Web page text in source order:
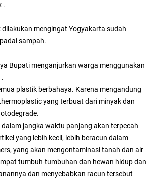
.
dilakukan mengingat Yogyakarta sudah
sampah.
Bupati menganjurkan warga menggunakan
plastik berbahaya. Karena mengandung
yang terbuat dari minyak dan
jangka waktu panjang akan terpecah
yang lebih kecil, lebih beracun dalam
yang akan mengontaminasi tanah dan air
tumbuh-tumbuhan dan hewan hidup dan
dan menyebabkan racun tersebut